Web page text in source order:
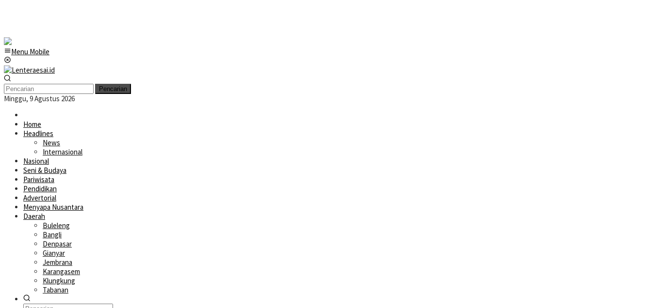
Menu Mobile
Pencarian
Minggu, 9 Agustus 2026
Home
Headlines
News
Internasional
Nasional
Seni & Budaya
Pariwisata
Pendidikan
Advertorial
Menyapa Nusantara
Daerah
Buleleng
Bangli
Denpasar
Gianyar
Jembrana
Karangasem
Klungkung
Tabanan